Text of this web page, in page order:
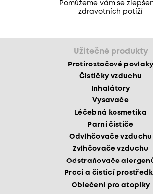
Pomůžeme vám se
zdravotních potíží
Užitečné produkty
Protiroztočové povlaky
Čističky vzduchu
Inhalátory
Vysavače
Léčebná kosmetika
Parní čističe
Odvlhčovače vzduchu
Zvlhčovače vzduchu
Odstraňovače
Prací a čisticí
Oblečení pro atopiky